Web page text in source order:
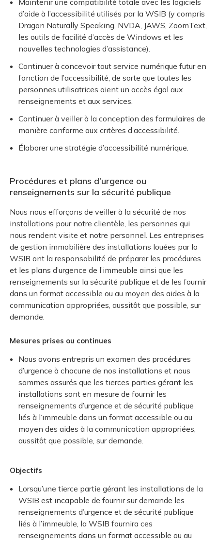
d’aide à l’accessibilité utilisés par la WSIB (y compris
Dragon Naturally Speaking, NVDA, JAWS, ZoomText,
les outils de facilité d’accès de Windows et les
nouvelles technologies d’assistance).
Continuer à concevoir tout service numérique futur en
fonction de l’accessibilité, de sorte que toutes les
personnes utilisatrices aient un accès égal aux
renseignements et aux services.
Continuer à veiller à la conception des formulaires de
manière conforme aux critères d’accessibilité.
Élaborer une stratégie d’accessibilité numérique.
Procédures et plans d’urgence ou
renseignements sur la sécurité publique
Nous nous efforçons de veiller à la sécurité de nos
installations pour notre clientèle, les personnes qui
nous rendent visite et notre personnel. Les entreprises
de gestion immobilière des installations louées par la
WSIB ont la responsabilité de préparer les procédures
et les plans d’urgence de l’immeuble ainsi que les
renseignements sur la sécurité publique et de les fournir
dans un format accessible ou au moyen des aides à la
communication appropriées, aussitôt que possible, sur
demande.
Mesures prises ou continues
Nous avons entrepris un examen des procédures
d’urgence à chacune de nos installations et nous
sommes assurés que les tierces parties gérant les
installations sont en mesure de fournir les
renseignements d’urgence et de sécurité publique
liés à l’immeuble dans un format accessible ou au
moyen des aides à la communication appropriées,
aussitôt que possible, sur demande.
Objectifs
Lorsqu’une tierce partie gérant les installations de la
WSIB est incapable de fournir sur demande les
renseignements d’urgence et de sécurité publique
liés à l’immeuble, la WSIB fournira ces
renseignements dans un format accessible ou au